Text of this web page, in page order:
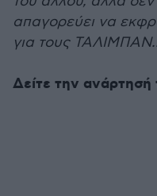
απαγορεύει να
για τους
Δείτε την ανάρτησή